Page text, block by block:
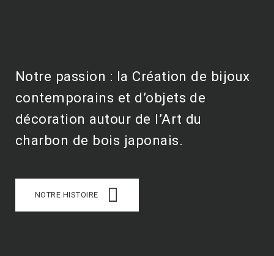
Notre passion : la Création de bijoux
contemporains et d’objets de
décoration autour de l’Art du
charbon de bois japonais.
NOTRE HISTOIRE